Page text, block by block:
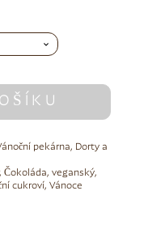
pekárna, Dorty a
Čokoláda, veganský,
cukroví, Vánoce